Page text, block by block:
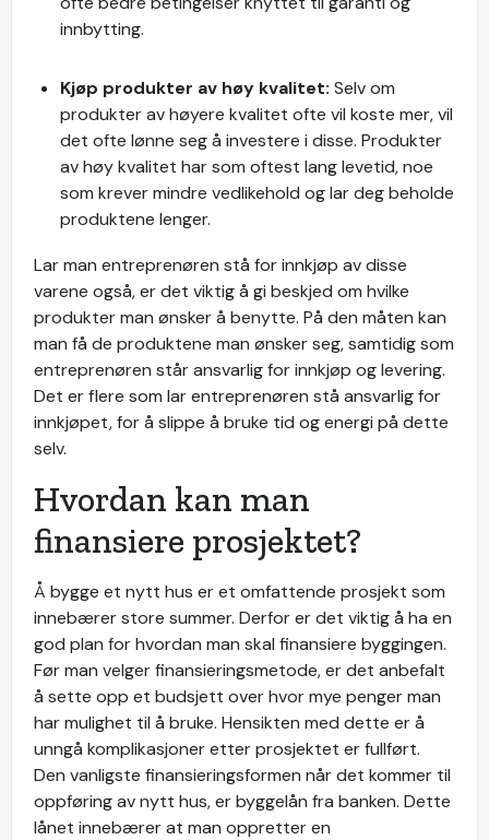
innbytting.
Kjøp produkter av høy kvalitet: Selv om
produkter av høyere kvalitet ofte vil koste mer, vil
det ofte lønne seg å investere i disse. Produkter
av høy kvalitet har som oftest lang levetid, noe
som krever mindre vedlikehold og lar deg beholde
produktene lenger.
Lar man entreprenøren stå for innkjøp av disse
varene også, er det viktig å gi beskjed om hvilke
produkter man ønsker å benytte. På den måten kan
man få de produktene man ønsker seg, samtidig som
entreprenøren står ansvarlig for innkjøp og levering.
Det er flere som lar entreprenøren stå ansvarlig for
innkjøpet, for å slippe å bruke tid og energi på dette
selv.
Hvordan kan man
finansiere prosjektet?
Å bygge et nytt hus er et omfattende prosjekt som
innebærer store summer. Derfor er det viktig å ha en
god plan for hvordan man skal finansiere byggingen.
Før man velger finansieringsmetode, er det anbefalt
å sette opp et budsjett over hvor mye penger man
har mulighet til å bruke. Hensikten med dette er å
unngå komplikasjoner etter prosjektet er fullført.
Den vanligste finansieringsformen når det kommer til
oppføring av nytt hus, er byggelån fra banken. Dette
lånet innebærer at man oppretter en